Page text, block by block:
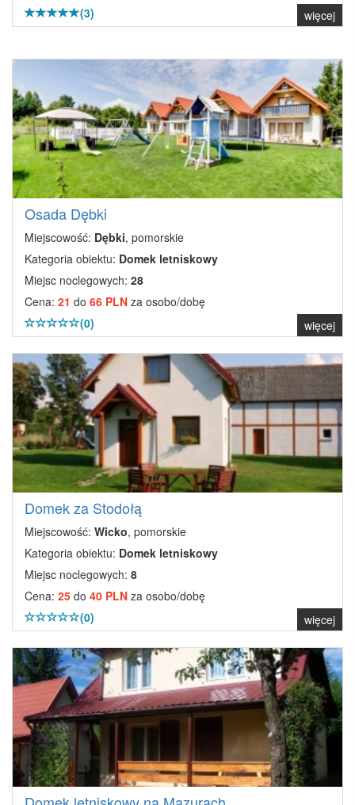
(3)
więcej
Osada Dębki
Miejscowość: Dębki, pomorskie
Kategoria obiektu: Domek letniskowy
Miejsc noclegowych: 28
Cena: 21 do 66 PLN za osobo/dobę
(0)
więcej
Domek za Stodołą
Miejscowość: Wicko, pomorskie
Kategoria obiektu: Domek letniskowy
Miejsc noclegowych: 8
Cena: 25 do 40 PLN za osobo/dobę
(0)
więcej